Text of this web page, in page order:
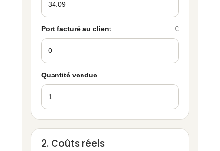
Port facturé au client €
Quantité vendue
2. Coûts réels